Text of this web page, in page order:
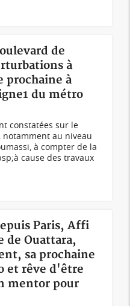
de
à
prochaine à
du métro
constatées sur le
au niveau
à compter de la
cause des travaux
Paris, Affi
de Ouattara,
sa prochaine
et rêve d'être
mentor pour